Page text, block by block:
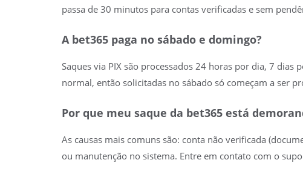
passa de 30 minutos para contas verificadas e sem
A bet365 paga no sábado e domingo?
Saques via PIX são processados 24 horas por dia, 7 dias
normal, então solicitadas no sábado só começam a ser
Por que meu saque da bet365 está
As causas mais comuns são: conta não verificada
ou manutenção no sistema. Entre em contato com o